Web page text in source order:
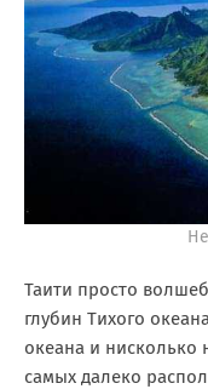
Таити просто
глубин Тихого
океана и нисколько
самых далеко